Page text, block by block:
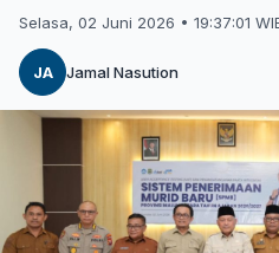
Selasa, 02 Juni 2026 • 19:37:01
JA Jamal Nasution